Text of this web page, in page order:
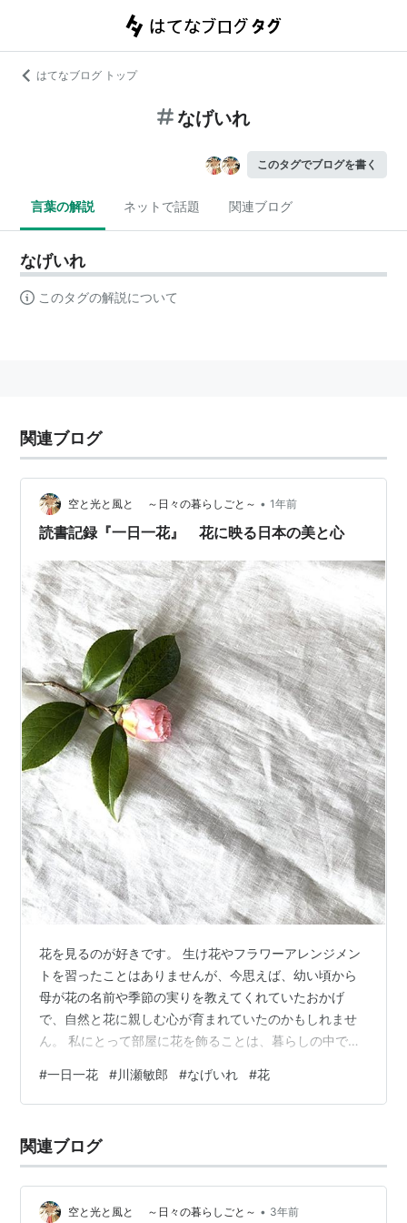
はてなブログ トップ
なげいれ
このタグでブログを書く
言葉の解説 ネットで話題 関連ブログ
なげいれ
このタグの解説について
関連ブログ
空と光と風と ～日々の暮らしごと～ • 1年前
読書記録『一日一花』 花に映る日本の美と心
花を見るのが好きです。 生け花やフラワーアレンジメン
トを習ったことはありませんが、今思えば、幼い頃から
母が花の名前や季節の実りを教えてくれていたおかげ
で、自然と花に親しむ心が育まれていたのかもしれませ
ん。 私にとって部屋に花を飾ることは、暮らしの中で大
は、先取りして春を感じさせる花。 不安な夜には、闇に
灯りをともすような白い花。 上を向きたい時には、すっ
しげな色合いの花。 自分を鼓舞したい時には、はっきり
とした力強い花。 花を活けることは、単なる装飾ではな
#一日一花 #川瀬敏郎 #なげいれ #花
関連ブログ
空と光と風と ～日々の暮らしごと～ • 3年前